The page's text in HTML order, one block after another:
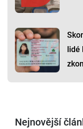
lidé
Nejnovější